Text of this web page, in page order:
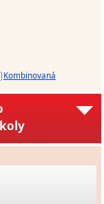
Kombinovaná